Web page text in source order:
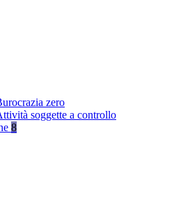
zero
soggette a controllo
8